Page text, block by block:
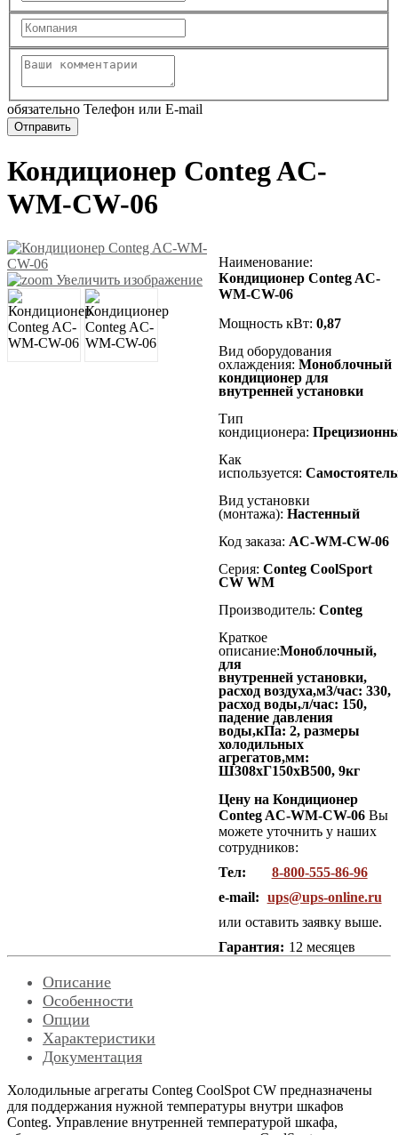
обязательно Телефон или E-mail
Кондиционер Conteg AC-
WM-CW-06
Увеличить изображение
Наименование:
Кондиционер Conteg AC-
WM-CW-06
Мощность кВт: 0,87
Вид оборудования
охлаждения: Моноблочный
кондиционер для
внутренней установки
Тип
кондиционера:
Как
используется:
Вид установки
(монтажа): Настенный
Код заказа: AC-WM-CW-06
Серия: Conteg CoolSport
CW WM
Производитель: Conteg
Краткое
описание:Моноблочный,
для
внутренней установки,
расход воздуха,м3/час: 330,
расход воды,л/час: 150,
падение давления
воды,кПа: 2, размеры
холодильных
агрегатов,мм:
Ш308хГ150хВ500, 9кг
Цену на Кондиционер
Conteg AC-WM-CW-06 Вы
можете уточнить у наших
сотрудников:
Тел:
8-800-555-86-96
e-mail: ups@ups-online.ru
или оставить заявку выше.
Гарантия: 12 месяцев
Описание
Особенности
Опции
Характеристики
Документация
Холодильные агрегаты Conteg CoolSpot CW предназначены
для поддержания нужной температуры внутри шкафов
Conteg. Управление внутренней температурой шкафа,